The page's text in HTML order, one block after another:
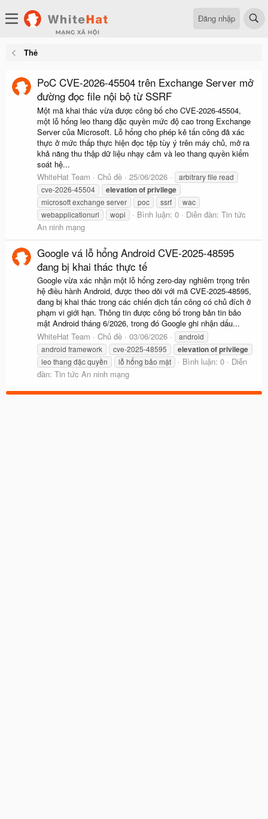
Đăng nhập
Thẻ
PoC CVE-2026-45504 trên Exchange Server mở
đường đọc file nội bộ từ SSRF
Một mã khai thác vừa được công bố cho CVE-2026-45504,
một lỗ hổng leo thang đặc quyền mức độ cao trong Exchange
Server của Microsoft. Lỗ hổng cho phép kẻ tấn công đã xác
thực ở mức thấp thực hiện đọc tệp tùy ý trên máy chủ, mở ra
khả năng thu thập dữ liệu nhạy cảm và leo thang quyền kiểm
soát hệ...
WhiteHat Team
Chủ đề 25/06/2026
arbitrary file read
cve-2026-45504
elevationofprivilege
microsoft exchange server poc ssrf
wac
webapplicationurl
wopi Bình luận: 0 Diễn đàn: Tin tức
An ninh mạng
Google vá lỗ hổng Android CVE-2025-48595
đang bị khai thác thực tế
Google vừa xác nhận một lỗ hổng zero-day nghiêm trọng trên
hệ điều hành Android, được theo dõi với mã CVE-2025-48595,
đang bị khai thác trong các chiến dịch tấn công có chủ đích ở
phạm vi giới hạn. Thông tin được công bố trong bản tin bảo
mật Android tháng 6/2026, trong đó Google ghi nhận dấu...
WhiteHat Team
Chủ đề 03/06/2026
android
android framework
cve-2025-48595 elevationofprivilege
leo thang đặc quyền lỗ hổng bảo mật Bình luận: 0
Diễn
đàn: Tin tức An ninh mạng